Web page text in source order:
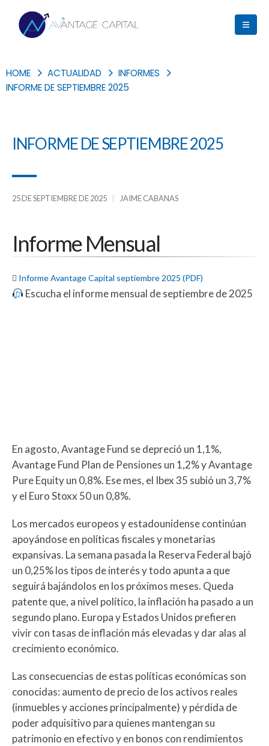
HOME ACTUALIDAD
INFORMES
INFORME DE SEPTIEMBRE 2025
INFORME DE SEPTIEMBRE 2025
25 DE SEPTIEMBRE DE 2025 JAIME CABANAS
Informe Mensual
 Informe Avantage Capital septiembre 2025 (PDF)
Escucha el informe mensual de septiembre de 2025
En agosto, Avantage Fund se depreció un 1,1%,
Avantage Fund Plan de Pensiones un 1,2% y Avantage
Pure Equity un 0,8%. Ese mes, el Ibex 35 subió un 3,7%
y el Euro Stoxx 50 un 0,8%.
Los mercados europeos y estadounidense continúan
apoyándose en políticas fiscales y monetarias
expansivas. La semana pasada la Reserva Federal bajó
un 0,25% los tipos de interés y todo apunta a que
seguirá bajándolos en los próximos meses. Queda
patente que, a nivel político, la inflación ha pasado a un
segundo plano. Europa y Estados Unidos prefieren
vivir con tasas de inflación más elevadas y dar alas al
crecimiento económico.
Las consecuencias de estas políticas económicas son
conocidas: aumento de precio de los activos reales
(inmuebles y acciones principalmente) y pérdida de
poder adquisitivo para quienes mantengan su
patrimonio en efectivo y en bonos con rendimientos